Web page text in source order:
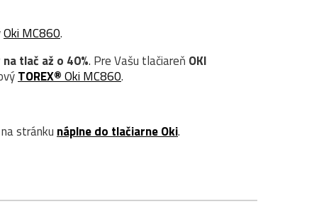
Oki MC860.
tlač až o 40%. Pre Vašu tlačiareň OKI
TOREX®Oki MC860.
stránku náplne do tlačiarne Oki.